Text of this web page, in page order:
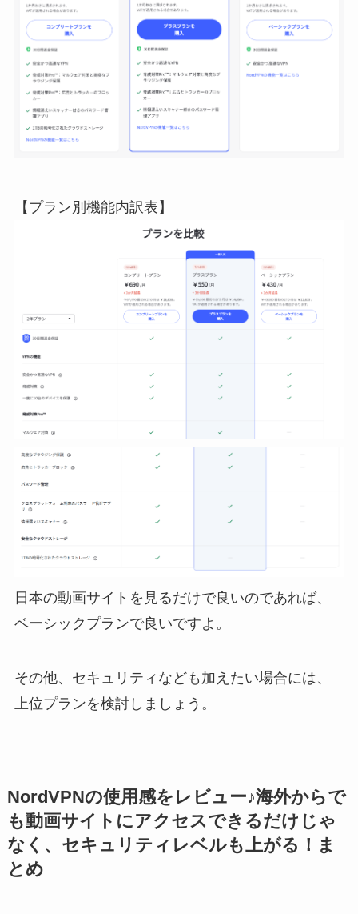
【プラン別機能内訳表】
日本の動画サイトを見るだけで良いのであれば、
ベーシックプランで良いですよ。
その他、セキュリティなども加えたい場合には、
上位プランを検討しましょう。
NordVPNの使用感をレビュー♪海外からで
も動画サイトにアクセスできるだけじゃ
なく、セキュリティレベルも上がる！ま
とめ